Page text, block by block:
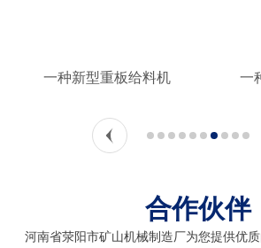
一种新型重板给料机 一
合作伙伴
河南省荥阳市矿山机械制造厂为您提供优